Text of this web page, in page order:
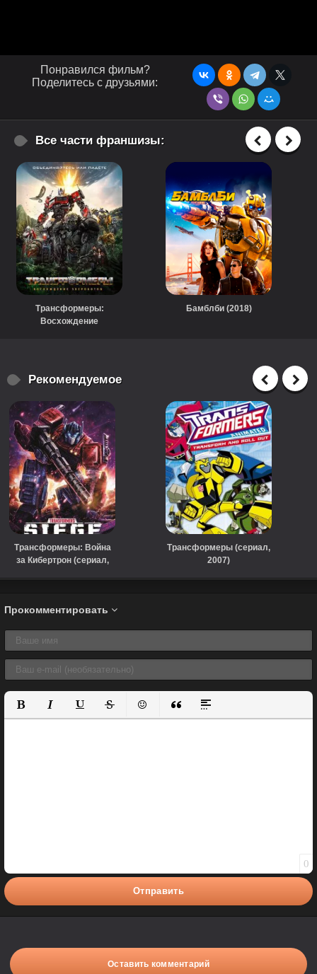
Понравился фильм?
Поделитесь с друзьями:
Все части франшизы:
Трансформеры:
Восхождение
Бамблби (2018)
Рекомендуемое
Трансформеры: Война
за Кибертрон (сериал,
Трансформеры (сериал,
2007)
Прокомментировать
Полужирный
КурсивПодчеркнутый
ЗачеркнутыйВставить смайлик
Вставка цитаты
Вставка спойлера
0
Отправить
Оставить комментарий